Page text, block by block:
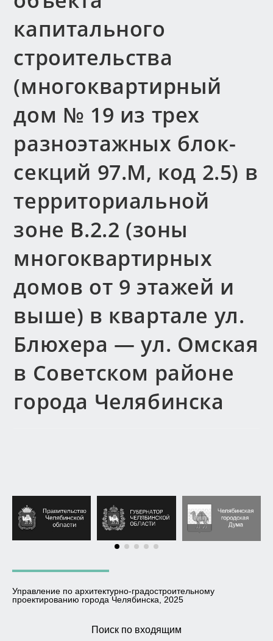
капитального
строительства
(многоквартирный
дом № 19 из трех
разноэтажных блок-
секций 97.М, код 2.5) в
территориальной
зоне В.2.2 (зоны
многоквартирных
домов от 9 этажей и
выше) в квартале ул.
Блюхера — ул. Омская
в Советском районе
города Челябинска
Управление по архитектурно-градостроительному
проектированию города Челябинска, 2025
Поиск по входящим